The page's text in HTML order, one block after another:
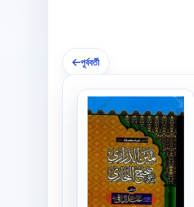
পূর্ববর্তী